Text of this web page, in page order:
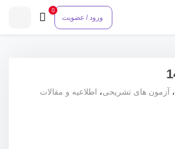
ورود / عضویت
0
، آزمون های تشریحی، اطلاعیه و مقالات